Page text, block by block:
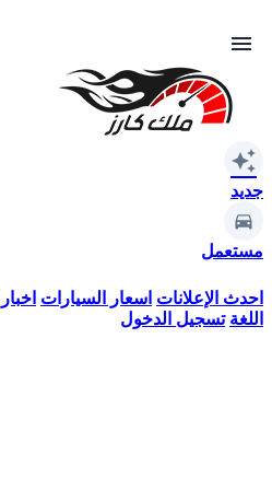
menu
auto_awesome
جديد
مستعمل
احدث الإعلانات اسعار السيارات
اللغة تسجيل الدخول